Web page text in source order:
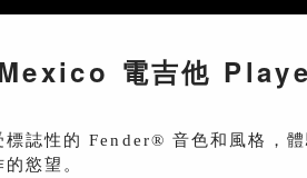
電吉他
標誌性的 Fender® 音色和風格，
慾望。